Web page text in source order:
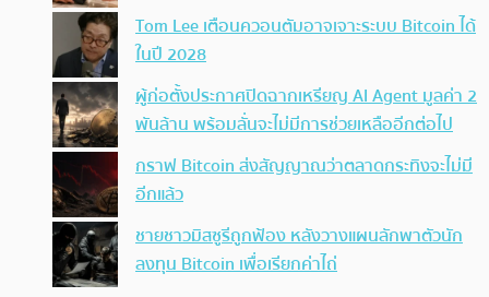
Tom Lee เตือนควอนตัมอาจเจาะระบบ Bitcoin ได้
ในปี 2028
ผู้ก่อตั้งประกาศปิดฉากเหรียญ AI Agent มูลค่า 2
พันล้าน พร้อมลั่นจะไม่มีการช่วยเหลืออีกต่อไป
กราฟ Bitcoin ส่งสัญญาณว่าตลาดกระทิงจะไม่มี
อีกแล้ว
ชายชาวมิสซูรีถูกฟ้อง หลังวางแผนลักพาตัวนัก
ลงทุน Bitcoin เพื่อเรียกค่าไถ่